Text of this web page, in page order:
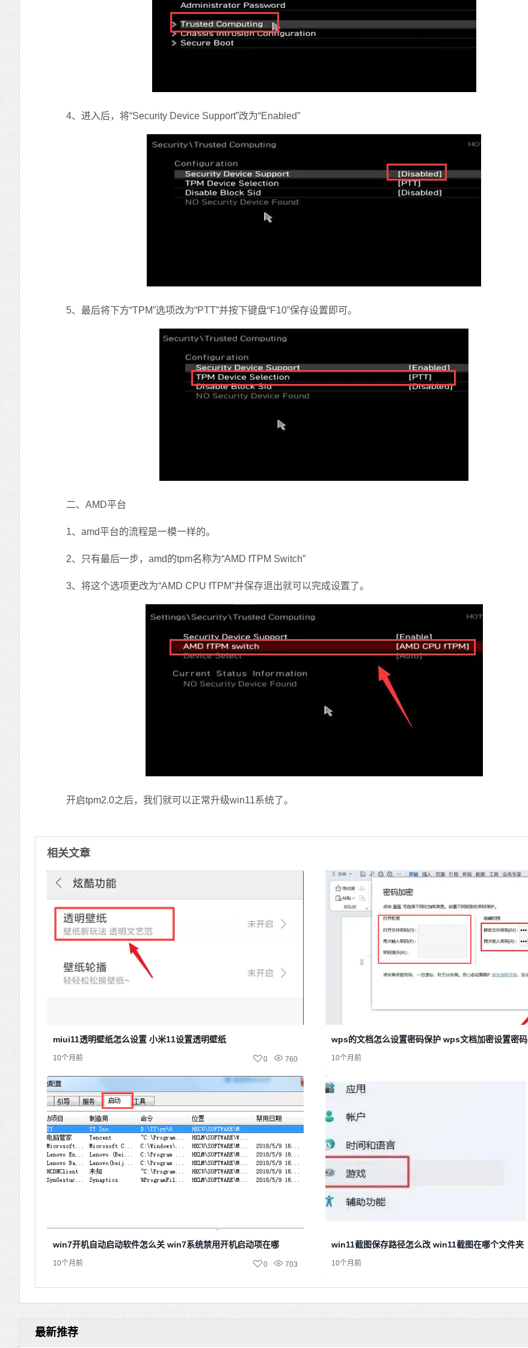
4、进入后，将“Security Device Support”改为“Enabled”
5、最后将下方“TPM”选项改为“PTT”并按下键盘“F10”保存设置即可。
二、AMD平台
1、amd平台的流程是一模一样的。
2、只有最后一步，amd的tpm名称为“AMD fTPM Switch”
3、将这个选项更改为“AMD CPU fTPM”并保存退出就可以完成设置了。
开启tpm2.0之后，我们就可以正常升级win11系统了。
相关文章
miui11透明壁纸怎么设置 小米11设置透明壁纸
10个月前 760
0
wps的文档怎么设置密码保护 wps文档加密设置密码
10个月前
win7开机自动启动软件怎么关 win7系统禁用开机启动项在哪
10个月前 703
0
win11截图保存路径怎么改 win11截图在哪个文件夹
10个月前
最新推荐